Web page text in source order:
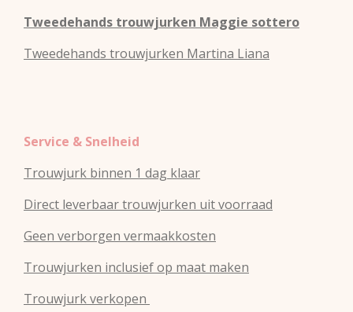
Tweedehands trouwjurken Maggie sottero
Tweedehands trouwjurken Martina Liana
Service & Snelheid
Trouwjurk binnen 1 dag klaar
Direct leverbaar trouwjurken uit voorraad
Geen verborgen vermaakkosten
Trouwjurken inclusief op maat maken
Trouwjurk verkopen